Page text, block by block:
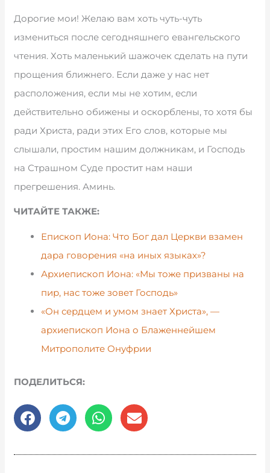
Дорогие мои! Желаю вам хоть чуть-чуть
измениться после сегодняшнего евангельского
чтения. Хоть маленький шажочек сделать на пути
прощения ближнего. Если даже у нас нет
расположения, если мы не хотим, если
действительно обижены и оскорблены, то хотя бы
ради Христа, ради этих Его слов, которые мы
слышали, простим нашим должникам, и Господь
на Страшном Суде простит нам наши
прегрешения. Аминь.
ЧИТАЙТЕ ТАКЖЕ:
Епископ Иона: Что Бог дал Церкви взамен
дара говорения «на иных языках»?
Архиепископ Иона: «Мы тоже призваны на
пир, нас тоже зовет Господь»
«Он сердцем и умом знает Христа», —
архиепископ Иона о Блаженнейшем
Митрополите Онуфрии
ПОДЕЛИТЬСЯ: